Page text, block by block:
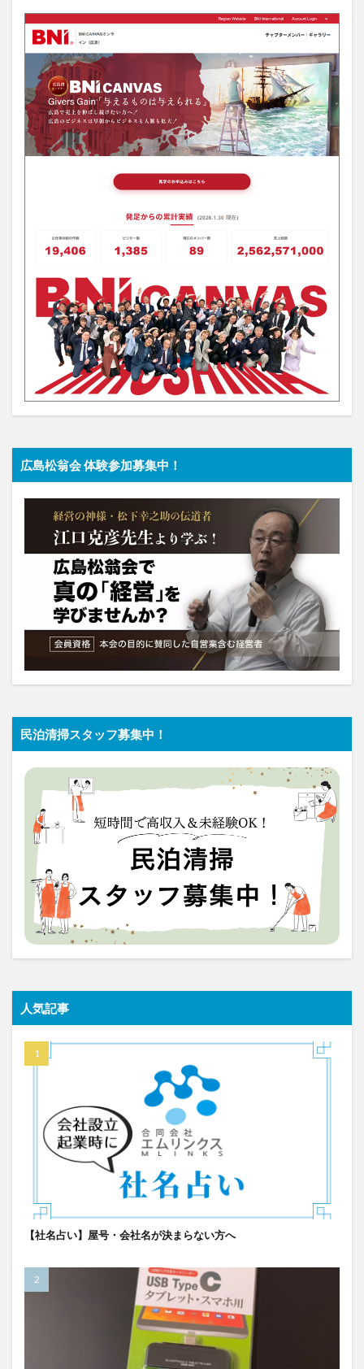
広島松翁会 体験参加募集中！
民泊清掃スタッフ募集中！
人気記事
【社名占い】屋号・会社名が決まらない方へ